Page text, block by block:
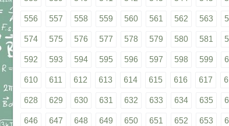
556 557 558 559 560 561 562 563
574 575 576 577 578 579 580 581
592 593 594 595 596 597 598 599
610 611 612 613 614 615 616 617
628 629 630 631 632 633 634 635
646 647 648 649 650 651 652 653